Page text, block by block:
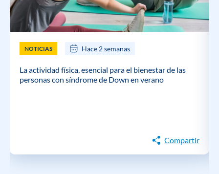
NOTICIAS Hace 2 semanas
La actividad física, esencial para el bienestar de las
personas con síndrome de Down en verano
Compartir